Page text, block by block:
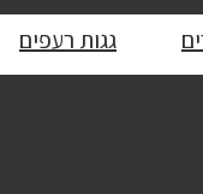
גגות רעפים